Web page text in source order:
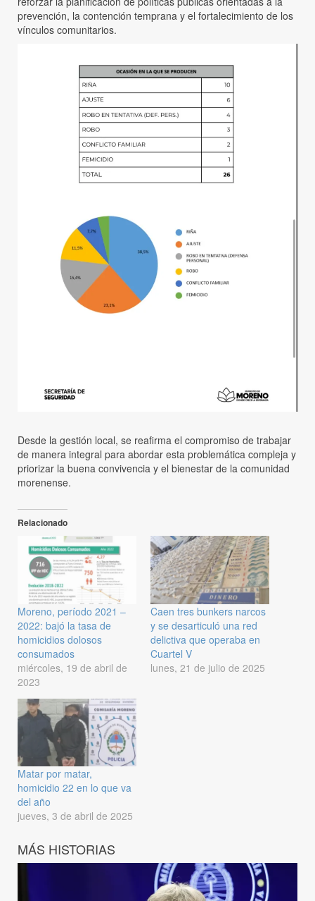
prevención, la contención temprana y el fortalecimiento de los
vínculos comunitarios.
Desde la gestión local, se reafirma el compromiso de trabajar
de manera integral para abordar esta problemática compleja y
priorizar la buena convivencia y el bienestar de la comunidad
morenense.
Relacionado
Moreno, período 2021 –
2022: bajó la tasa de
homicidios dolosos
consumados
miércoles, 19 de abril de
2023
Caen tres bunkers narcos
y se desarticuló una red
delictiva que operaba en
Cuartel V
lunes, 21 de julio de 2025
Matar por matar,
homicidio 22 en lo que va
del año
jueves, 3 de abril de 2025
MÁS HISTORIAS